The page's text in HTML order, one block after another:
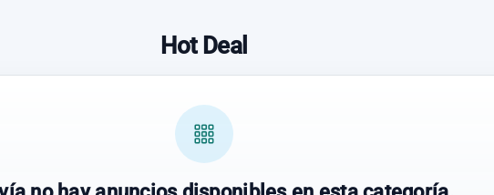
Hot Deal